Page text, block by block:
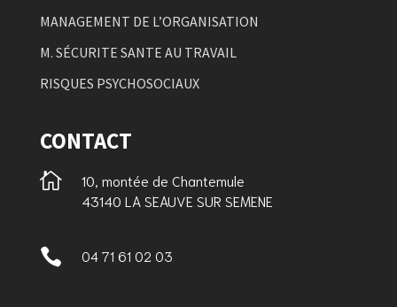
MANAGEMENT DE L’ORGANISATION
M. SÉCURITE SANTE AU TRAVAIL
RISQUES PSYCHOSOCIAUX
CONTACT

10, montée de Chantemule
43140 LA SEAUVE SUR SEMENE
 04 71 61 02 03